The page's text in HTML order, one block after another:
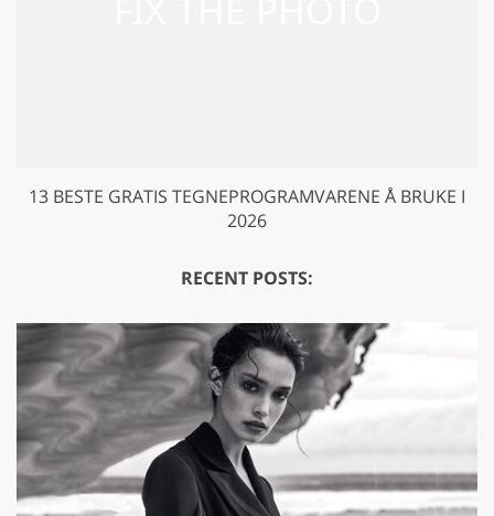
13 BESTE GRATIS TEGNEPROGRAMVARENE Å BRUKE I
2026
RECENT POSTS: